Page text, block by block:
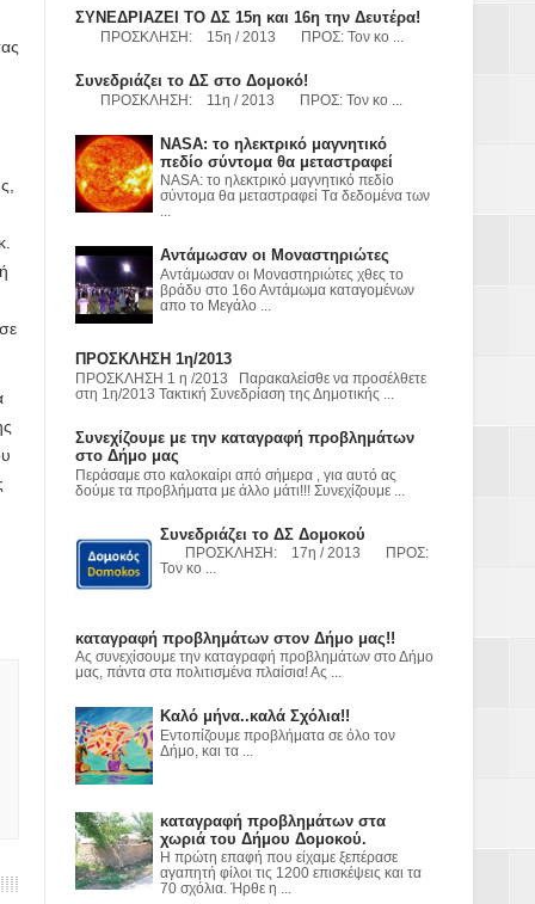
ΧΥΤΑ»
ΣΥΝΕΔΡΙΑΖΕΙ ΤΟ ΔΣ 15η και 16η την Δευτέρα!
ΠΡΟΣΚΛΗΣΗ: 15η / 2013 ΠΡΟΣ: Τον κο ...
Συνεδριάζει το ΔΣ στο Δομοκό!
ΠΡΟΣΚΛΗΣΗ: 11η / 2013 ΠΡΟΣ: Τον κο ...
NASA: το ηλεκτρικό μαγνητικό
πεδίο σύντομα θα μεταστραφεί
NASA: το ηλεκτρικό μαγνητικό πεδίο
σύντομα θα μεταστραφεί Tα δεδομένα των
Αντάμωσαν οι Μοναστηριώτες
Αντάμωσαν οι Μοναστηριώτες χθες το
βράδυ στο 16ο Αντάμωμα καταγομένων
απο το Μεγάλο ...
ΠΡΟΣΚΛΗΣΗ 1η/2013
ΠΡΟΣΚΛΗΣΗ 1 η /2013 Παρακαλείσθε να προσέλθετε
στη 1η/2013 Τακτική Συνεδρίαση της Δημοτικής ...
Συνεχίζουμε με την καταγραφή προβλημάτων
στο Δήμο μας
Περάσαμε στο καλοκαίρι από σήμερα , για αυτό ας
δούμε τα προβλήματα με άλλο μάτι!!! Συνεχίζουμε ...
Συνεδριάζει το ΔΣ Δομοκού
ΠΡΟΣΚΛΗΣΗ: 17η / 2013 ΠΡΟΣ:
Τον κο ...
καταγραφή προβλημάτων στον Δήμο μας!!
Ας συνεχίσουμε την καταγραφή προβλημάτων στο Δήμο
μας, πάντα στα πολιτισμένα πλαίσια! Ας ...
Καλό μήνα..καλά Σχόλια!!
Εντοπίζουμε προβλήματα σε όλο τον
Δήμο, και τα ...
καταγραφή προβλημάτων στα
χωριά του Δήμου Δομοκού.
Η πρώτη επαφή που είχαμε ξεπέρασε
αγαπητή φίλοι τις 1200 επισκέψεις και τα
70 σχόλια. Ήρθε η ...